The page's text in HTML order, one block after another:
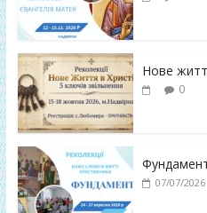
Нове
0
07/07/2026